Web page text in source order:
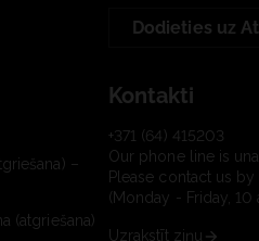
–
(atgriešana)
Dodieties uz
Kontakti
+371 (64) 415203
Our phone line is
Please contact us by
(Monday - Friday, 10
Uzrakstīt ziņu